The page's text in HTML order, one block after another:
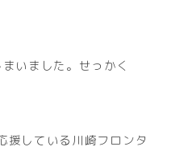
いました。せっかく
している川崎フロンタ